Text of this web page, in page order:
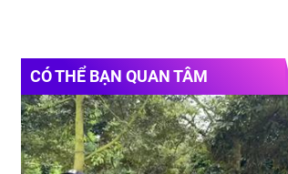
CÓ THỂ BẠN QUAN TÂM